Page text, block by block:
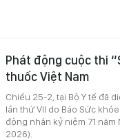
Phát động cuộc thi
thuốc Việt Nam
Chiều 25-2, tại Bộ Y tế đã
lần thứ VII do Báo Sức
động nhân kỷ niệm 71
2026).